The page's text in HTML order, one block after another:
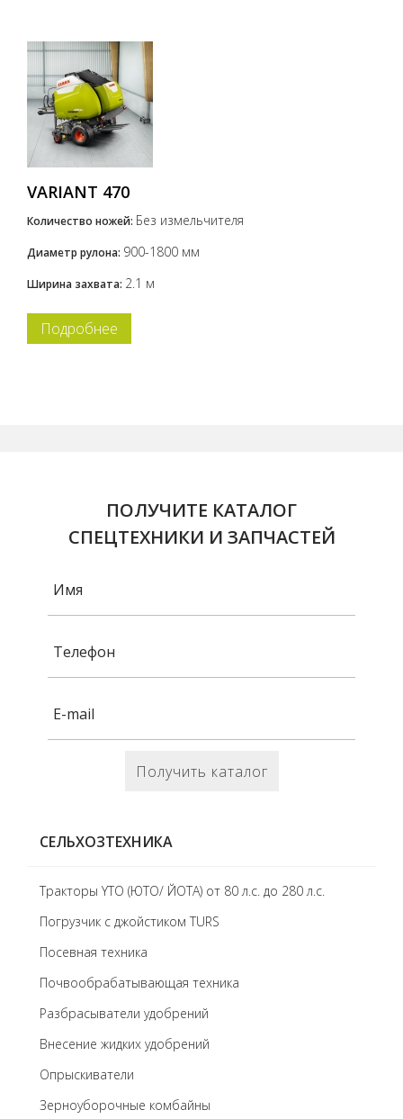
VARIANT 470
Количество ножей: Без измельчителя
Диаметр рулона: 900-1800 мм
Ширина захвата: 2.1 м
Подробнее
ПОЛУЧИТЕ КАТАЛОГ
СПЕЦТЕХНИКИ И ЗАПЧАСТЕЙ
Получить каталог
СЕЛЬХОЗТЕХНИКА
Тракторы YTO (ЮТО/ ЙОТА) от 80 л.с. до 280 л.с.
Погрузчик с джойстиком TURS
Посевная техника
Почвообрабатывающая техника
Разбрасыватели удобрений
Внесение жидких удобрений
Опрыскиватели
Зерноуборочные комбайны